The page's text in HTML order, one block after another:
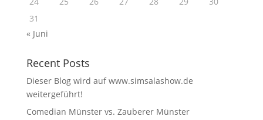
31
« Juni
Recent Posts
Dieser Blog wird auf www.simsalashow.de
weitergeführt!
Comedian Münster vs. Zauberer Münster